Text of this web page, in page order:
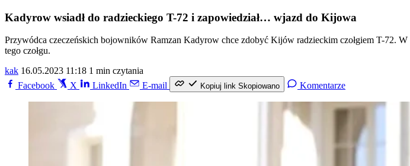
Kadyrow wsiadł do radzieckiego T-72 i zapowiedział… wjazd do Kijowa
Przywódca czeczeńskich bojowników Ramzan Kadyrow chce zdobyć Kijów radzieckim czołgiem T-72.
tego czołgu.
kak 16.05.2023 11:18 1 min czytania
Facebook
X LinkedIn E-mail Kopiuj link Skopiowano Komentarze